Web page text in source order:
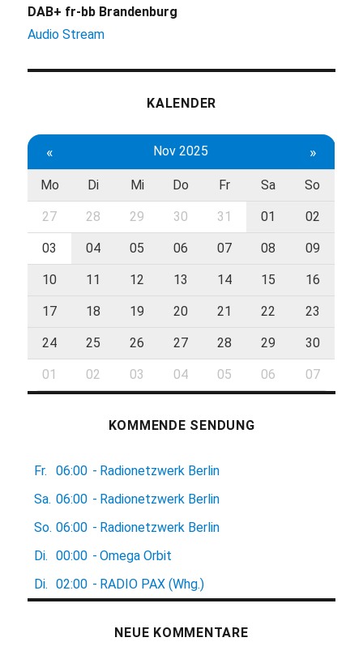
DAB+ fr-bb Brandenburg
Audio Stream
KALENDER
« Nov 2025 »
Mo Di Mi Do Fr Sa So
27 28 29 30 31 01 02
03 04 05 06 07 08 09
10 11 12 13 14 15 16
17 18 19 20 21 22 23
24 25 26 27 28 29 30
01 02 03 04 05 06 07
KOMMENDE SENDUNG
Fr. 06:00 - Radionetzwerk Berlin
Sa. 06:00 - Radionetzwerk Berlin
So. 06:00 - Radionetzwerk Berlin
Di.
00:00 - Omega Orbit
Di.
02:00 - RADIO PAX (Whg.)
NEUE KOMMENTARE